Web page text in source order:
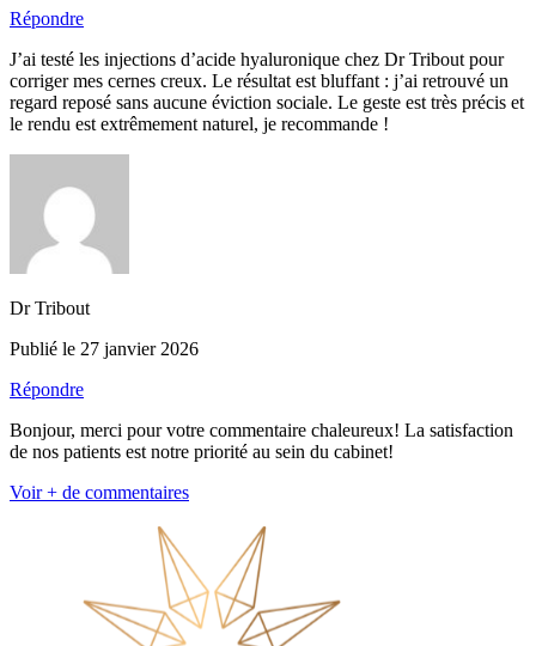
Répondre
J’ai testé les injections d’acide hyaluronique chez Dr Tribout pour
corriger mes cernes creux. Le résultat est bluffant : j’ai retrouvé un
regard reposé sans aucune éviction sociale. Le geste est très précis et
le rendu est extrêmement naturel, je recommande !
Dr Tribout
Publié le 27 janvier 2026
Répondre
Bonjour, merci pour votre commentaire chaleureux! La satisfaction
de nos patients est notre priorité au sein du cabinet!
Voir + de commentaires